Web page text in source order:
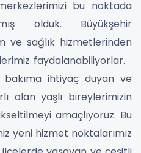
bu noktada
olduk. Büyükşehir
ve sağlık hizmetlerinden
faydalanabiliyorlar.
bakıma ihtiyaç duyan ve
olan yaşlı bireylerimizin
amaçlıyoruz. Bu
yeni hizmet noktalarımız